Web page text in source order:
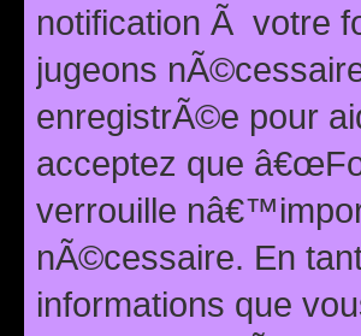
notification Ã votre
jugeons
enregistrÃ©e pour
acceptez que
verrouille
nÃ©cessaire. En
informations que